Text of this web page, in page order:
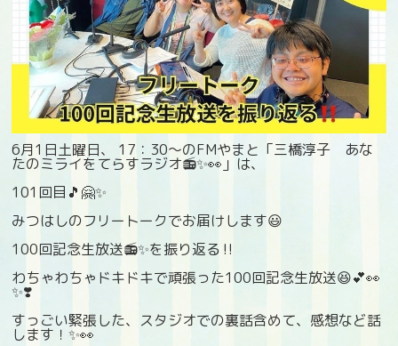
6月1日土曜日、 17：30〜のFMやまと「三橋淳子 あな
たのミライをてらすラジオ📻✨👀」は、
101回目🎵🤗✨
みつはしのフリートークでお届けします😃
100回記念生放送📻✨を振り返る‼️
わちゃわちゃドキドキで頑張った100回記念生放送😆💕👀
✨❣️
すっごい緊張した、スタジオでの裏話含めて、感想など話
します！✨👀